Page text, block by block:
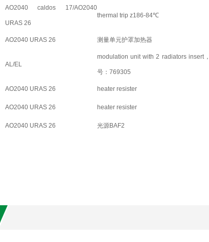
AO2040 caldos 17/AO2040
URAS 26
thermal trip z186-84℃
AO2040 URAS 26 测量单元护罩加热器
AL/EL
modulation unit with 2 radiators insert
号：769305
AO2040 URAS 26 heater resister
AO2040 URAS 26 heater resister
AO2040 URAS 26 光源BAF2